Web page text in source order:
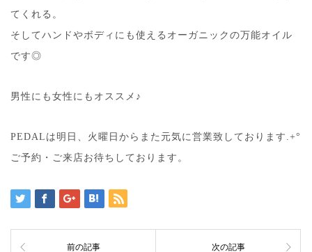
てくれる。
そしてハンドやボディにも使えるオーガニックの万能オイル
です◎
男性にも女性にもオススメ♪
PEDALは明日、火曜日からまた元気に営業致しております.+°
ご予約・ご来店お待ちしております。
前の記事 次の記事